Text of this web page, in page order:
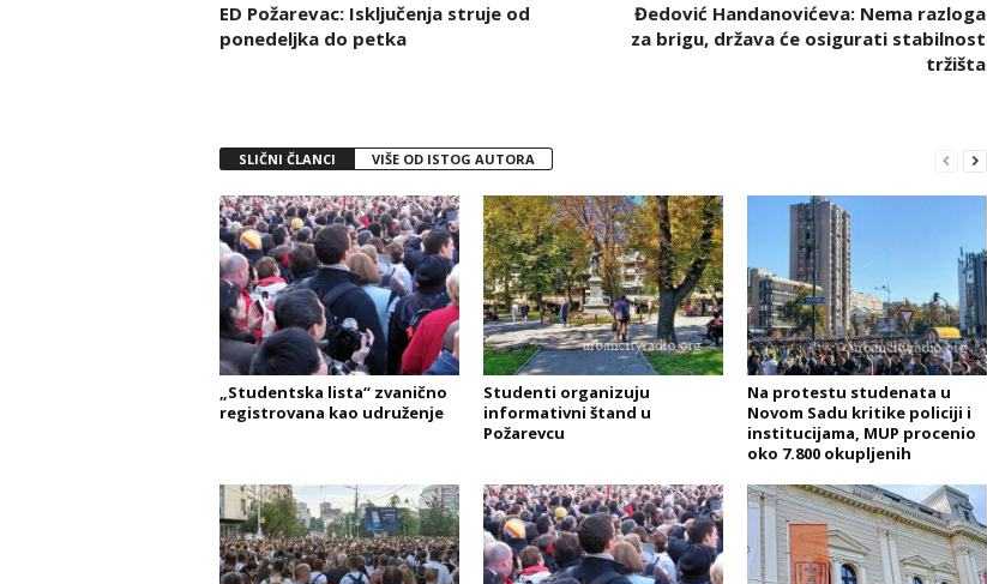
ED Požarevac: Isključenja struje od
ponedeljka do petka
Đedović Handanovićeva: Nema razloga
za brigu, država će osigurati stabilnost
tržišta
SLIČNI ČLANCI VIŠE OD ISTOG AUTORA
„Studentska lista“ zvanično
registrovana kao udruženje
Studenti organizuju
informativni štand u
Požarevcu
Na protestu studenata u
Novom Sadu kritike policiji i
institucijama, MUP procenio
oko 7.800 okupljenih